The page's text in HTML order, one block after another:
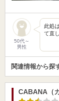
50代～
男性
此処
て直
関連情報から探
CABANA（